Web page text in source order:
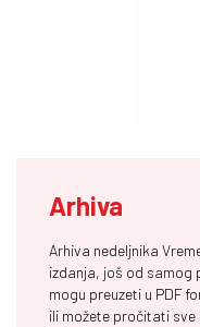
Arhiva
Arhiva nedeljnika
izdanja, još od samog
mogu preuzeti u PDF
ili možete pročitati